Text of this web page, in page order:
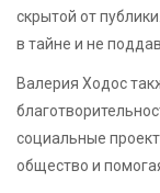
скрытой от
в тайне и не
Валерия Ходос
социальные
общество и